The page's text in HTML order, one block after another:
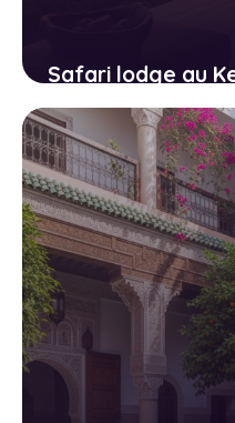
Safari lodge au
des
23 avril 2026